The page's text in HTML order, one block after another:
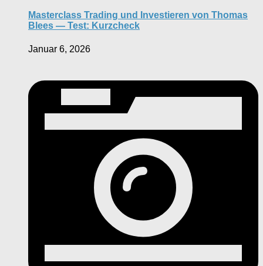
Masterclass Trading und Investieren von Thomas
Blees — Test: Kurzcheck
Januar 6, 2026